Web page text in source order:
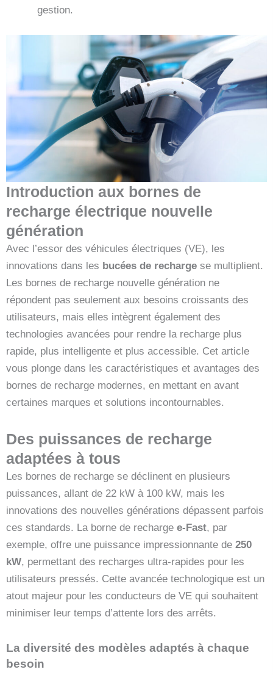
gestion.
Introduction aux bornes de
recharge électrique nouvelle
génération
Avec l’essor des véhicules électriques (VE), les
innovations dans les bucées de recharge se multiplient.
Les bornes de recharge nouvelle génération ne
répondent pas seulement aux besoins croissants des
utilisateurs, mais elles intègrent également des
technologies avancées pour rendre la recharge plus
rapide, plus intelligente et plus accessible. Cet article
vous plonge dans les caractéristiques et avantages des
bornes de recharge modernes, en mettant en avant
certaines marques et solutions incontournables.
Des puissances de recharge
adaptées à tous
Les bornes de recharge se déclinent en plusieurs
puissances, allant de 22 kW à 100 kW, mais les
innovations des nouvelles générations dépassent parfois
ces standards. La borne de recharge e-Fast, par
exemple, offre une puissance impressionnante de 250
kW, permettant des recharges ultra-rapides pour les
utilisateurs pressés. Cette avancée technologique est un
atout majeur pour les conducteurs de VE qui souhaitent
minimiser leur temps d’attente lors des arrêts.
La diversité des modèles adaptés à chaque
besoin